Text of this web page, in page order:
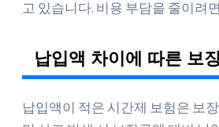
고 있습니다. 비용 부담을 줄이려
납입액 차이에 따른 보
납입액이 적은 시간제 보험은 보